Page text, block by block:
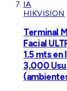
HIKVISION
Terminal
Facial
1.5 mts
3,000